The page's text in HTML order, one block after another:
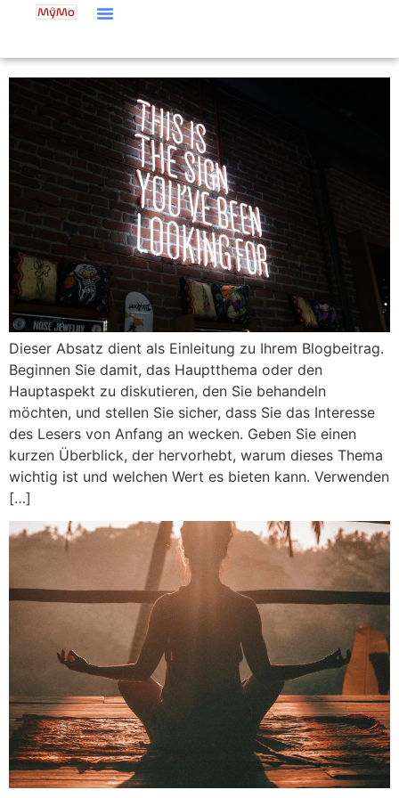
Dieser Absatz dient als Einleitung zu Ihrem Blogbeitrag.
Beginnen Sie damit, das Hauptthema oder den
Hauptaspekt zu diskutieren, den Sie behandeln
möchten, und stellen Sie sicher, dass Sie das Interesse
des Lesers von Anfang an wecken. Geben Sie einen
kurzen Überblick, der hervorhebt, warum dieses Thema
wichtig ist und welchen Wert es bieten kann. Verwenden
[…]